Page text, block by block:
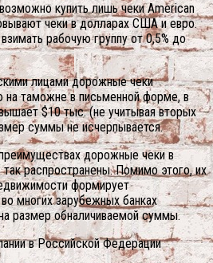
купить лишь чеки American
чеки в долларах США и евро.
рабочую группу от 0,5% до
лицами дорожные чеки
на таможне в письменной форме, в
$10 тыс. (не учитывая вторых
суммы не исчерпывается.
дорожные чеки в
распространены. Помимо этого, их
формирует
многих зарубежных банках
размер обналичиваемой суммы.
в Российской Федерации